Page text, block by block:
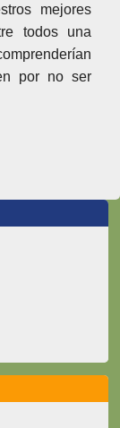
mejores
todos una
por no ser